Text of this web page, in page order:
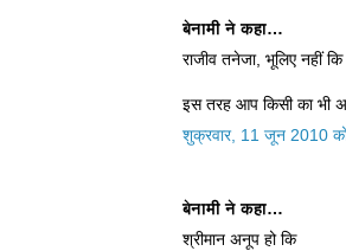
बेनामी ने कहा…
राजीव तनेजा, भूलिए नहीं
इस तरह आप किसी का भी
शुक्रवार, 11 जून 2010
बेनामी ने कहा…
श्रीमान अनूप हो कि